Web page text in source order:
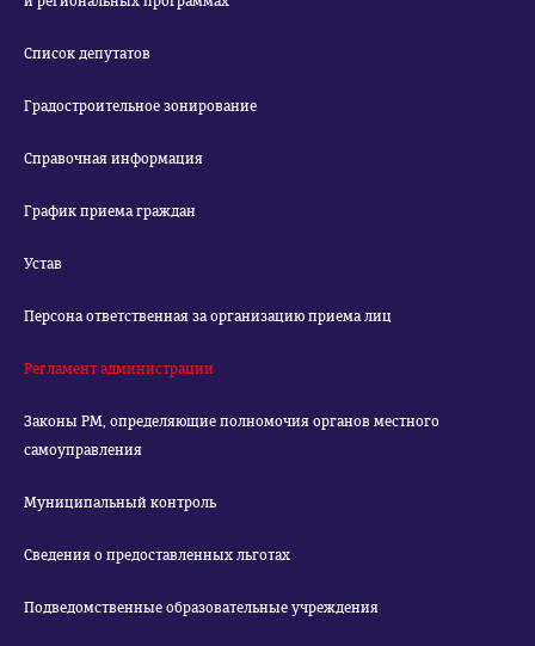
Список депутатов
Градостроительное зонирование
Справочная информация
График приема граждан
Устав
Персона ответственная за организацию приема лиц
Регламент администрации
Законы РМ, определяющие полномочия органов местного
самоуправления
Муниципальный контроль
Сведения о предоставленных льготах
Подведомственные образовательные учреждения